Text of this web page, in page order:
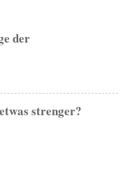
der
strenger?